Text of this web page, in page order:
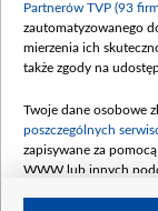
Partnerów TVP (93
zautomatyzowanego
mierzenia ich
także zgody na
Twoje dane osobowe
poszczególnych
zapisywane za
WWW lub innych